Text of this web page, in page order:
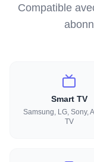
Compatible
Smart TV
Samsung, LG, Sony,
TV